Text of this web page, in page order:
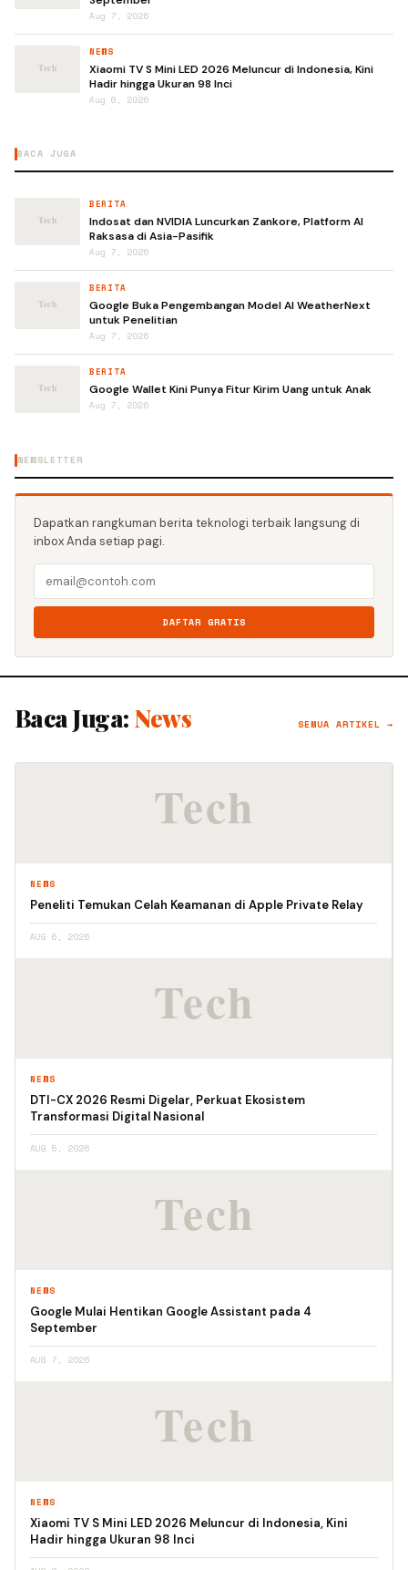
Aug 7, 2026
NEWS
Xiaomi TV S Mini LED 2026 Meluncur di Indonesia, Kini
Hadir hingga Ukuran 98 Inci
Aug 6, 2026
BACA JUGA
BERITA
Indosat dan NVIDIA Luncurkan Zankore, Platform AI
Raksasa di Asia-Pasifik
Aug 7, 2026
BERITA
Google Buka Pengembangan Model AI WeatherNext
untuk Penelitian
Aug 7, 2026
BERITA
Google Wallet Kini Punya Fitur Kirim Uang untuk Anak
Aug 7, 2026
NEWSLETTER
Dapatkan rangkuman berita teknologi terbaik langsung di
inbox Anda setiap pagi.
DAFTAR GRATIS
Baca Juga: News SEMUA ARTIKEL →
NEWS
Peneliti Temukan Celah Keamanan di Apple Private Relay
AUG 6, 2026
NEWS
DTI-CX 2026 Resmi Digelar, Perkuat Ekosistem
Transformasi Digital Nasional
AUG 5, 2026
NEWS
Google Mulai Hentikan Google Assistant pada 4
September
AUG 7, 2026
NEWS
Xiaomi TV S Mini LED 2026 Meluncur di Indonesia, Kini
Hadir hingga Ukuran 98 Inci